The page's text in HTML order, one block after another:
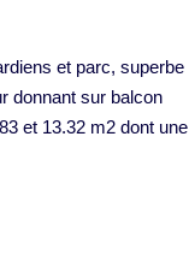
et parc, superbe
donnant sur balcon
et 13.32 m2 dont une